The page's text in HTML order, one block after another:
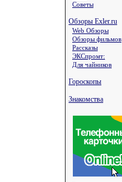
Советы
Обзоры Exler.ru
Web Обзоры
Обзоры фильмов
Рассказы
ЭКСпромт:
Для чайников
Гороскопы
Знакомства